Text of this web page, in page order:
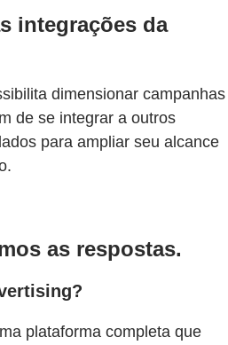
integrações da
dimensionar campanhas
de se integrar a outros
para ampliar seu alcance
as respostas.
plataforma completa que